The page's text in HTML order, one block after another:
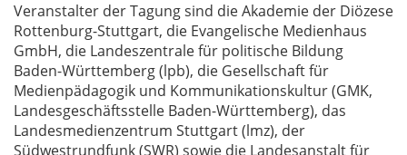
Veranstalter der Tagung sind die Akademie der Diözese
Rottenburg-Stuttgart, die Evangelische Medienhaus
GmbH, die Landeszentrale für politische Bildung
Baden-Württemberg (lpb), die Gesellschaft für
Medienpädagogik und Kommunikationskultur (GMK,
Landesgeschäftsstelle Baden-Württemberg), das
Landesmedienzentrum Stuttgart (lmz), der
Südwestrundfunk (SWR) sowie die Landesanstalt für